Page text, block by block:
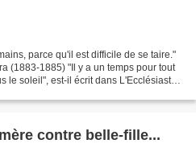
parce qu'il est difficile de se taire."
(1883-1885) "Il y a un temps pour tout
le soleil", est-il écrit dans L'Ecclésiaste,
contre belle-fille...